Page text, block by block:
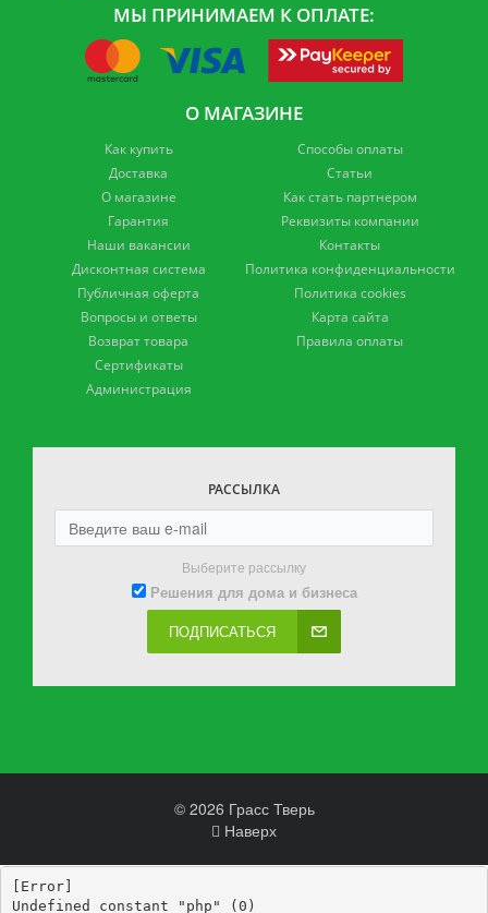
МЫ ПРИНИМАЕМ К ОПЛАТЕ:
О МАГАЗИНЕ
Как купить
Доставка
О магазине
Гарантия
Наши вакансии
Дисконтная система
Публичная оферта
Вопросы и ответы
Возврат товара
Сертификаты
Администрация
Способы оплаты
Статьи
Как стать партнером
Реквизиты компании
Контакты
Политика конфиденциальности
Политика cookies
Карта сайта
Правила оплаты
РАССЫЛКА
Выберите рассылку
Решения для дома и бизнеса
ПОДПИСАТЬСЯ
© 2026 Грасс Тверь
Наверх
[Error]
Undefined constant "php" (0)